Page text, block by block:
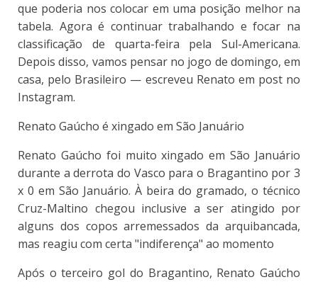
que poderia nos colocar em uma posição melhor na
tabela. Agora é continuar trabalhando e focar na
classificação de quarta-feira pela Sul-Americana.
Depois disso, vamos pensar no jogo de domingo, em
casa, pelo Brasileiro — escreveu Renato em post no
Instagram.
Renato Gaúcho é xingado em São Januário
Renato Gaúcho foi muito xingado em São Januário
durante a derrota do Vasco para o Bragantino por 3
x 0 em São Januário. À beira do gramado, o técnico
Cruz-Maltino chegou inclusive a ser atingido por
alguns dos copos arremessados da arquibancada,
mas reagiu com certa "indiferença" ao momento
Após o terceiro gol do Bragantino, Renato Gaúcho